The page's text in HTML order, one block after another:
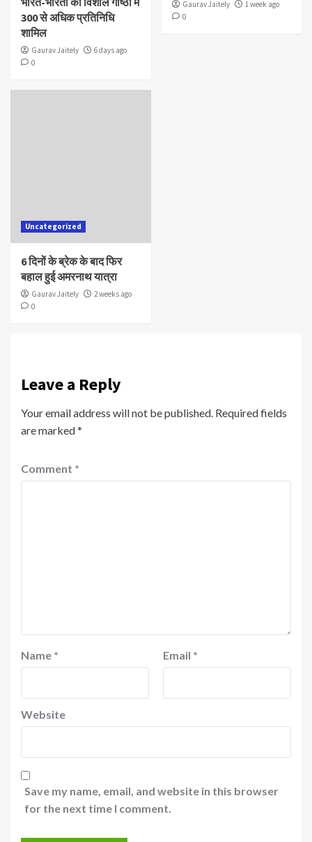
300 से अधिक प्रतिनिधि
शामिल
Gaurav Jaitely
6 days ago
0
Gaurav Jaitely
1 week ago
0
Uncategorized
6 दिनों के ब्रेक के बाद फिर
बहाल हुई अमरनाथ यात्रा
Gaurav Jaitely
2 weeks ago
0
Leave a Reply
Your email address will not be published. Required fields
are marked*
Comment *
Name * Email *
Website
Save my name, email, and website in this browser
for the next time I comment.